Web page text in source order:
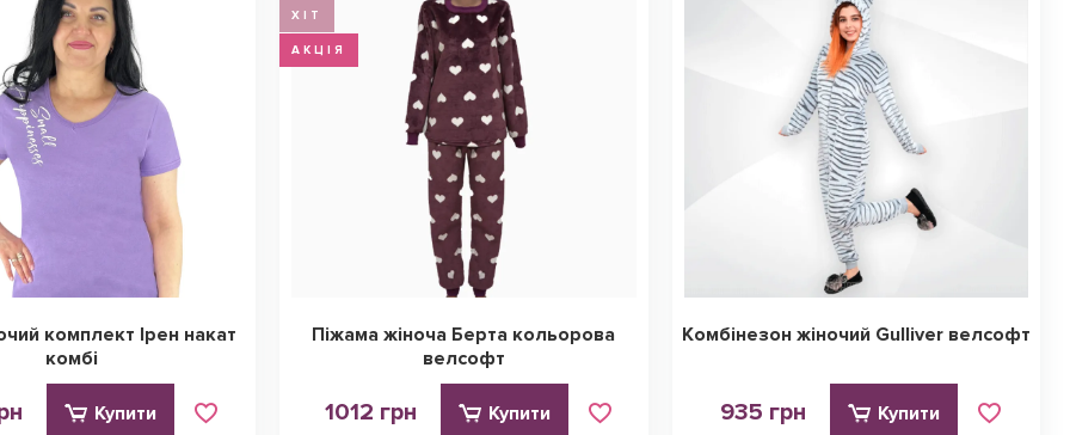
комплект Ірен накат
комбі
Купити
ХІТ
АКЦІЯ
Піжама жіноча Берта кольорова
велсофт
1012 грн Купити
Комбінезон жіночий Gulliver велсофт
935 грн Купити